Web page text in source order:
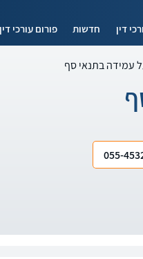
דין חדשות פורום עורכי דין
עמידה בתנאי סף
055-